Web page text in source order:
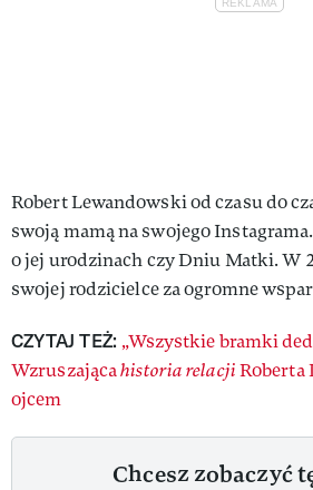
Robert Lewandowski od czasu do
swoją mamą na swojego
o jej urodzinach czy Dniu Matki. W
swojej rodzicielce za ogromne
CZYTAJ TEŻ: „Wszystkie bramki
Wzruszającahistoria relacjiRoberta
ojcem
Chcesz zobaczyć